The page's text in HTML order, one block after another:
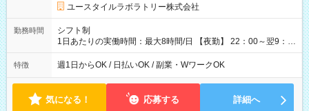
ユースタイルラボラトリー株式会社
勤務時間
シフト制
1日あたりの実働時間：最大8時間/日 【夜勤】 22：00～翌9：
00 ※週1日～OK ／ 夜勤専従 ＊＊ 勤務時間例 ＊＊ ■22時か
ら翌7時 ■23時から翌8時 ■24時から翌9時 など ※上記の時間
ます。 ※曜日固定（毎週同じ曜日での勤務となります）
特徴 週1日からOK / 日払いOK / 副業・WワークOK
気になる！ 応募する 詳細へ